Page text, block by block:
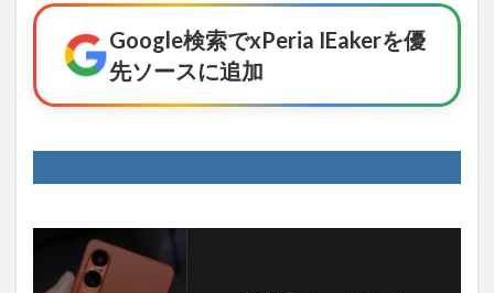
Google検索でxPeria IEakerを優
先ソースに追加